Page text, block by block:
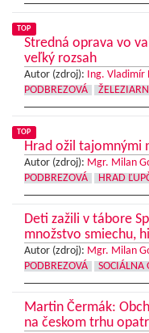
TOP
Stredná oprava vo
veľký rozsah
Autor (zdroj): Ing. Vladimír
PODBREZOVÁ
TOP
Hrad ožil tajomnými
Autor (zdroj): Mgr. Milan
PODBREZOVÁ
HRAD
Deti zažili v tábore
množstvo smiechu,
Autor (zdroj): Mgr. Milan
PODBREZOVÁ
SOCIÁLNA
Martin Čermák:
na českom trhu